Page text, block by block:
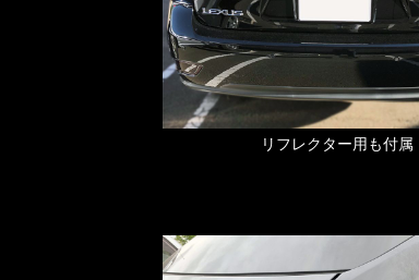
リフレクター用も付属